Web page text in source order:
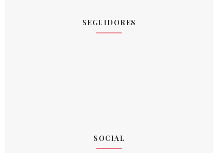
SEGUIDORES
SOCIAL